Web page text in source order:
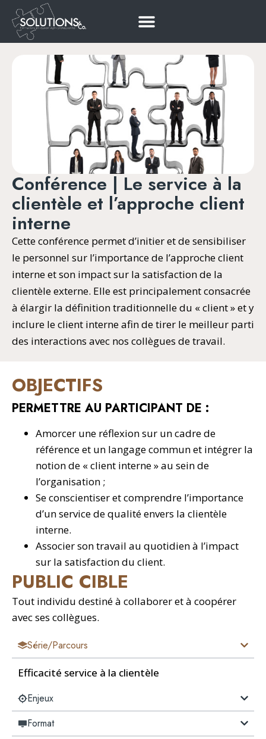
Conférence | Le service à la
clientèle et l’approche client
interne
Cette conférence permet d’initier et de sensibiliser
le personnel sur l’importance de l’approche client
interne et son impact sur la satisfaction de la
clientèle externe. Elle est principalement consacrée
à élargir la définition traditionnelle du « client » et y
inclure le client interne afin de tirer le meilleur parti
des interactions avec nos collègues de travail.
OBJECTIFS
PERMETTRE AU PARTICIPANT DE :
Amorcer une réflexion sur un cadre de
référence et un langage commun et intégrer la
notion de « client interne » au sein de
l’organisation ;
Se conscientiser et comprendre l’importance
d’un service de qualité envers la clientèle
interne.
Associer son travail au quotidien à l’impact
sur la satisfaction du client.
PUBLIC CIBLE
Tout individu destiné à collaborer et à coopérer
avec ses collègues.
Série/Parcours
Efficacité service à la clientèle
Enjeux
Format